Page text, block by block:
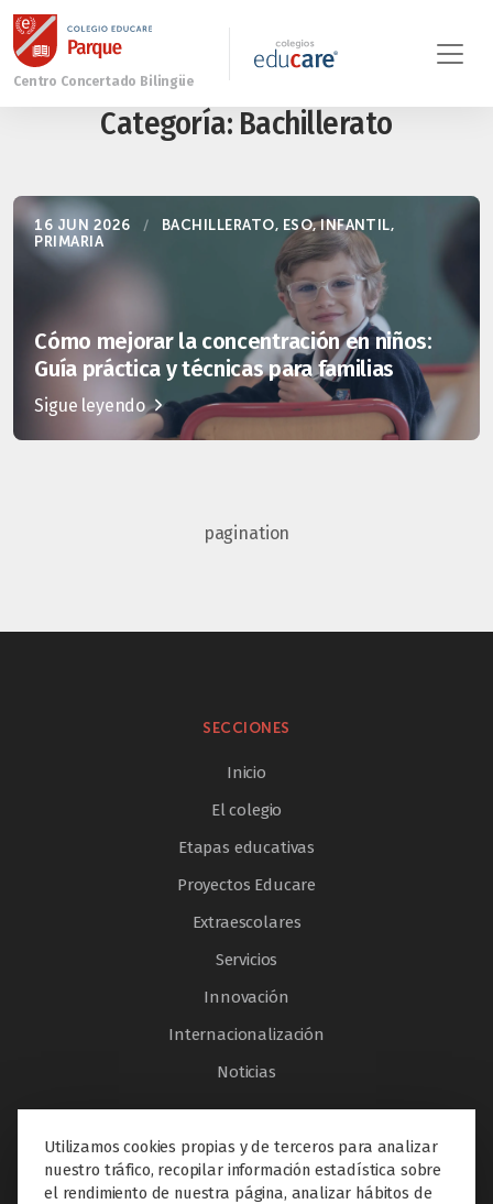
Categoría: Bachillerato
16 JUN 2026 / BACHILLERATO, ESO,INFANTIL,
PRIMARIA
Cómo mejorar la concentración en niños:
Guía práctica y técnicas para familias
Sigue leyendo
pagination
SECCIONES
Inicio
El colegio
Etapas educativas
Proyectos Educare
Extraescolares
Servicios
Innovación
Internacionalización
Noticias
PORTAL DEL EMPLEADO
Utilizamos cookies propias y de terceros para analizar
nuestro tráfico, recopilar información estadística sobre
el rendimiento de nuestra página, analizar hábitos de